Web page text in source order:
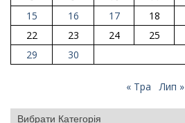
15
16 17 18
22
23 24 25
29
30
« Тра Лип »
Категорії